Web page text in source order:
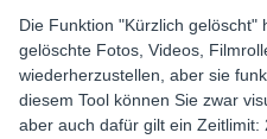
Die Funktion "Kürzlich gelöscht"
gelöschte Fotos, Videos,
wiederherzustellen, aber sie
diesem Tool können Sie zwar
aber auch dafür gilt ein